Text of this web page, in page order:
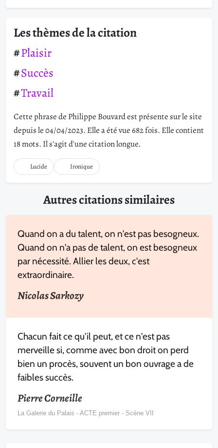
Les thèmes de la citation
Plaisir
Succès
Travail
Cette phrase de Philippe Bouvard est présente sur le site
depuis le 04/04/2023. Elle a été vue 682 fois. Elle contient
18 mots. Il s'agit d'une citation longue.
Lucide Ironique
Autres citations similaires
Quand on a du talent, on n'est pas besogneux.
Quand on n'a pas de talent, on est besogneux
par nécessité. Allier les deux, c'est
extraordinaire.
Nicolas Sarkozy
Chacun fait ce qu'il peut, et ce n'est pas
merveille si, comme avec bon droit on perd
bien un procès, souvent un bon ouvrage a de
faibles succès.
Pierre Corneille
La Galerie du Palais - ACTE premier - Scène VII